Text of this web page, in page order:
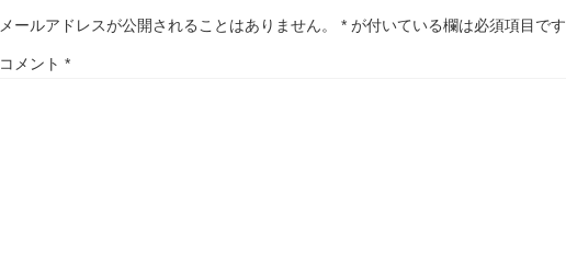
メールアドレスが公開されることはありません。 * が付いている欄は必須項目です
コメント *